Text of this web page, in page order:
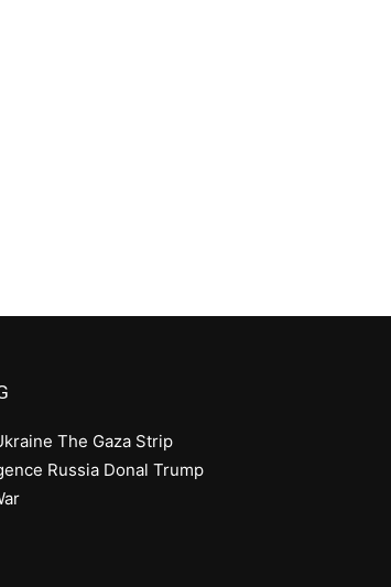
The Gaza Strip
Russia Donal Trump